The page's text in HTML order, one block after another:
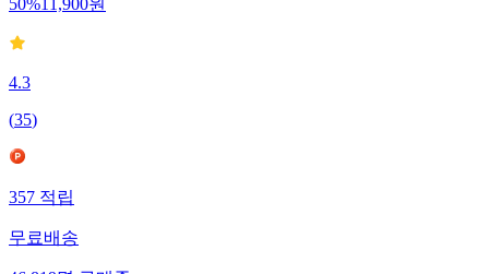
50%11,900원
4.3
(35)
357적립
무료배송